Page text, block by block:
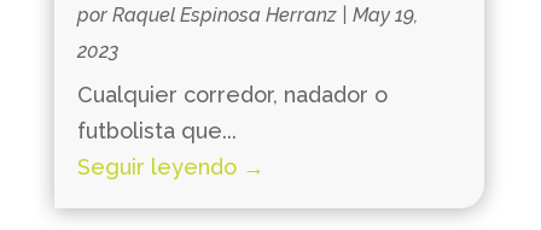
por Raquel Espinosa Herranz| May 19,
2023
Cualquier corredor, nadador o
futbolista que...
Seguir leyendo →